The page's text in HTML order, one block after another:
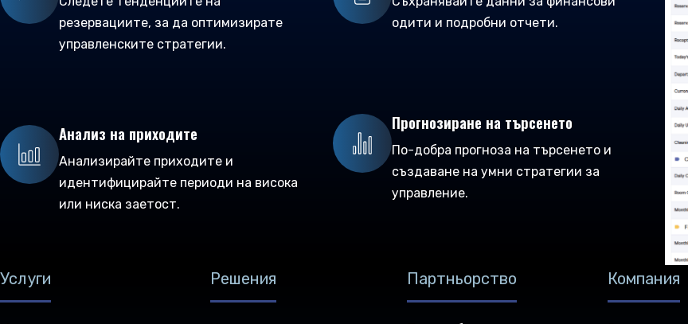
резервациите, за да оптимизирате
управленските стратегии.
Анализ на приходите
Анализирайте приходите и
идентифицирайте периоди на висока
или ниска заетост.
одити и подробни отчети.
Прогнозиране на търсенето
По-добра прогноза на търсенето и
създаване на умни стратегии за
управление.
Услуги Решения Партньорство Компания